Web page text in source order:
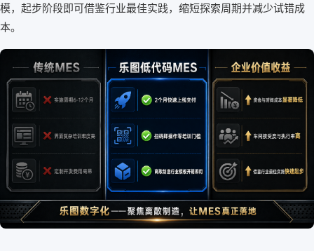
模，起步阶段即可借鉴行业最佳实践，缩短探索周期并减少试错成
本。